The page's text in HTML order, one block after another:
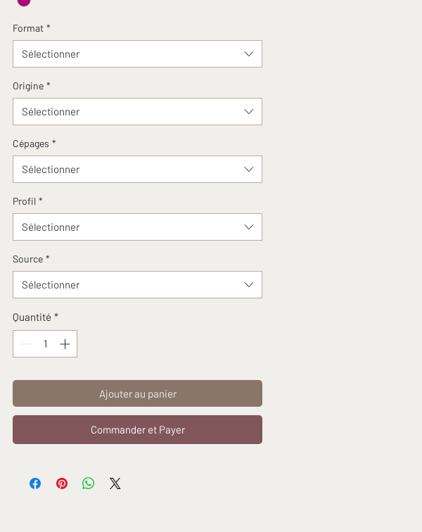
Format *
Sélectionner
Origine *
Sélectionner
Cépages *
Sélectionner
Profil *
Sélectionner
Source *
Sélectionner
Quantité *
Ajouter au panier
Commander et Payer